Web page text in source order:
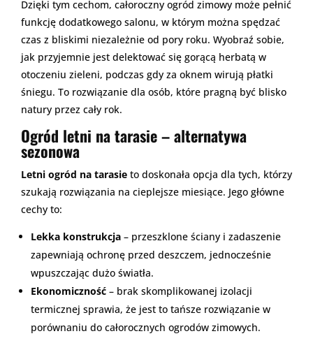
Dzięki tym cechom, całoroczny ogród zimowy może pełnić
funkcję dodatkowego salonu, w którym można spędzać
czas z bliskimi niezależnie od pory roku. Wyobraź sobie,
jak przyjemnie jest delektować się gorącą herbatą w
otoczeniu zieleni, podczas gdy za oknem wirują płatki
śniegu. To rozwiązanie dla osób, które pragną być blisko
natury przez cały rok.
Ogród letni na tarasie – alternatywa
sezonowa
Letni ogród na tarasie to doskonała opcja dla tych, którzy
szukają rozwiązania na cieplejsze miesiące. Jego główne
cechy to:
Lekka konstrukcja – przeszklone ściany i zadaszenie
zapewniają ochronę przed deszczem, jednocześnie
wpuszczając dużo światła.
Ekonomiczność – brak skomplikowanej izolacji
termicznej sprawia, że jest to tańsze rozwiązanie w
porównaniu do całorocznych ogrodów zimowych.